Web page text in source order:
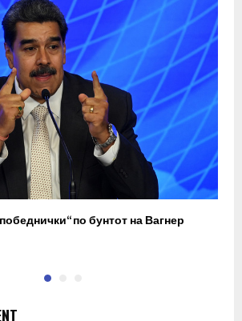
по бунтот на Вагнер